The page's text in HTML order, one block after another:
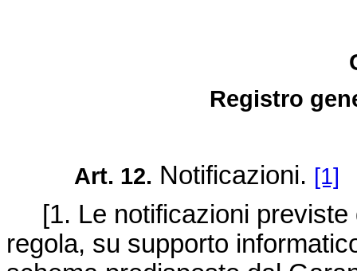
Registro
Art. 12. Notificazioni. [1]
[1. Le notificazioni previste
regola, su supporto